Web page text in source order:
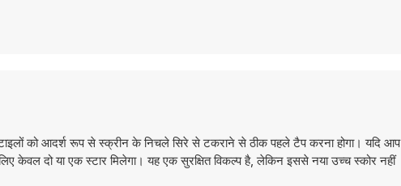
को आदर्श रूप से स्क्रीन के निचले सिरे से टकराने से ठीक पहले टैप करना होगा। यदि आप
केवल दो या एक स्टार मिलेगा। यह एक सुरक्षित विकल्प है, लेकिन इससे नया उच्च स्कोर नहीं